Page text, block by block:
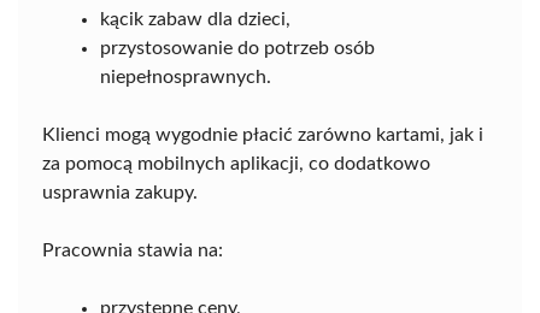
kącik zabaw dla dzieci,
przystosowanie do potrzeb osób
niepełnosprawnych.
Klienci mogą wygodnie płacić zarówno kartami, jak i
za pomocą mobilnych aplikacji, co dodatkowo
usprawnia zakupy.
Pracownia stawia na:
przystępne ceny,